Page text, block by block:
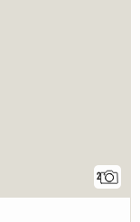
2